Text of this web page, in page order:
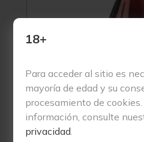
18+
Para acceder al sitio es
mayoría de edad y su
procesamiento de
información, consulte
privacidad